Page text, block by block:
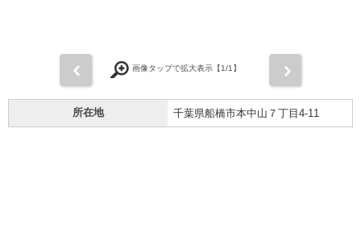
画像タップで拡大表示【1/1】
所在地 千葉県船橋市本中山７丁目4-11